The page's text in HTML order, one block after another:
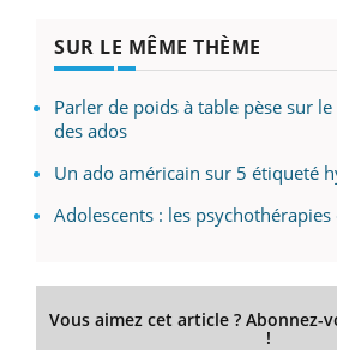
SUR LE MÊME THÈME
Parler de poids à table pèse sur
des ados
Un ado américain sur 5 étiqueté
Adolescents : les psychothérapies
Vous aimez cet article ? Abonnez-
!